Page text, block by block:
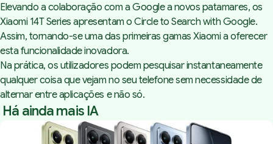
Elevando a colaboração com a Google a novos patamares, os
Xiaomi 14T Series apresentam o Circle to Search with Google.
Assim, tornando-se uma das primeiras gamas Xiaomi a oferecer
esta funcionalidade inovadora.
Na prática, os utilizadores podem pesquisar instantaneamente
qualquer coisa que vejam no seu telefone sem necessidade de
alternar entre aplicações e não só.
Há ainda mais IA